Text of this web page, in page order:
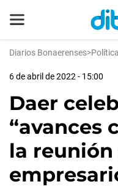
Diarios Bonaerenses>Política
6 de abril de 2022 - 15:00
Daer
“avances
la